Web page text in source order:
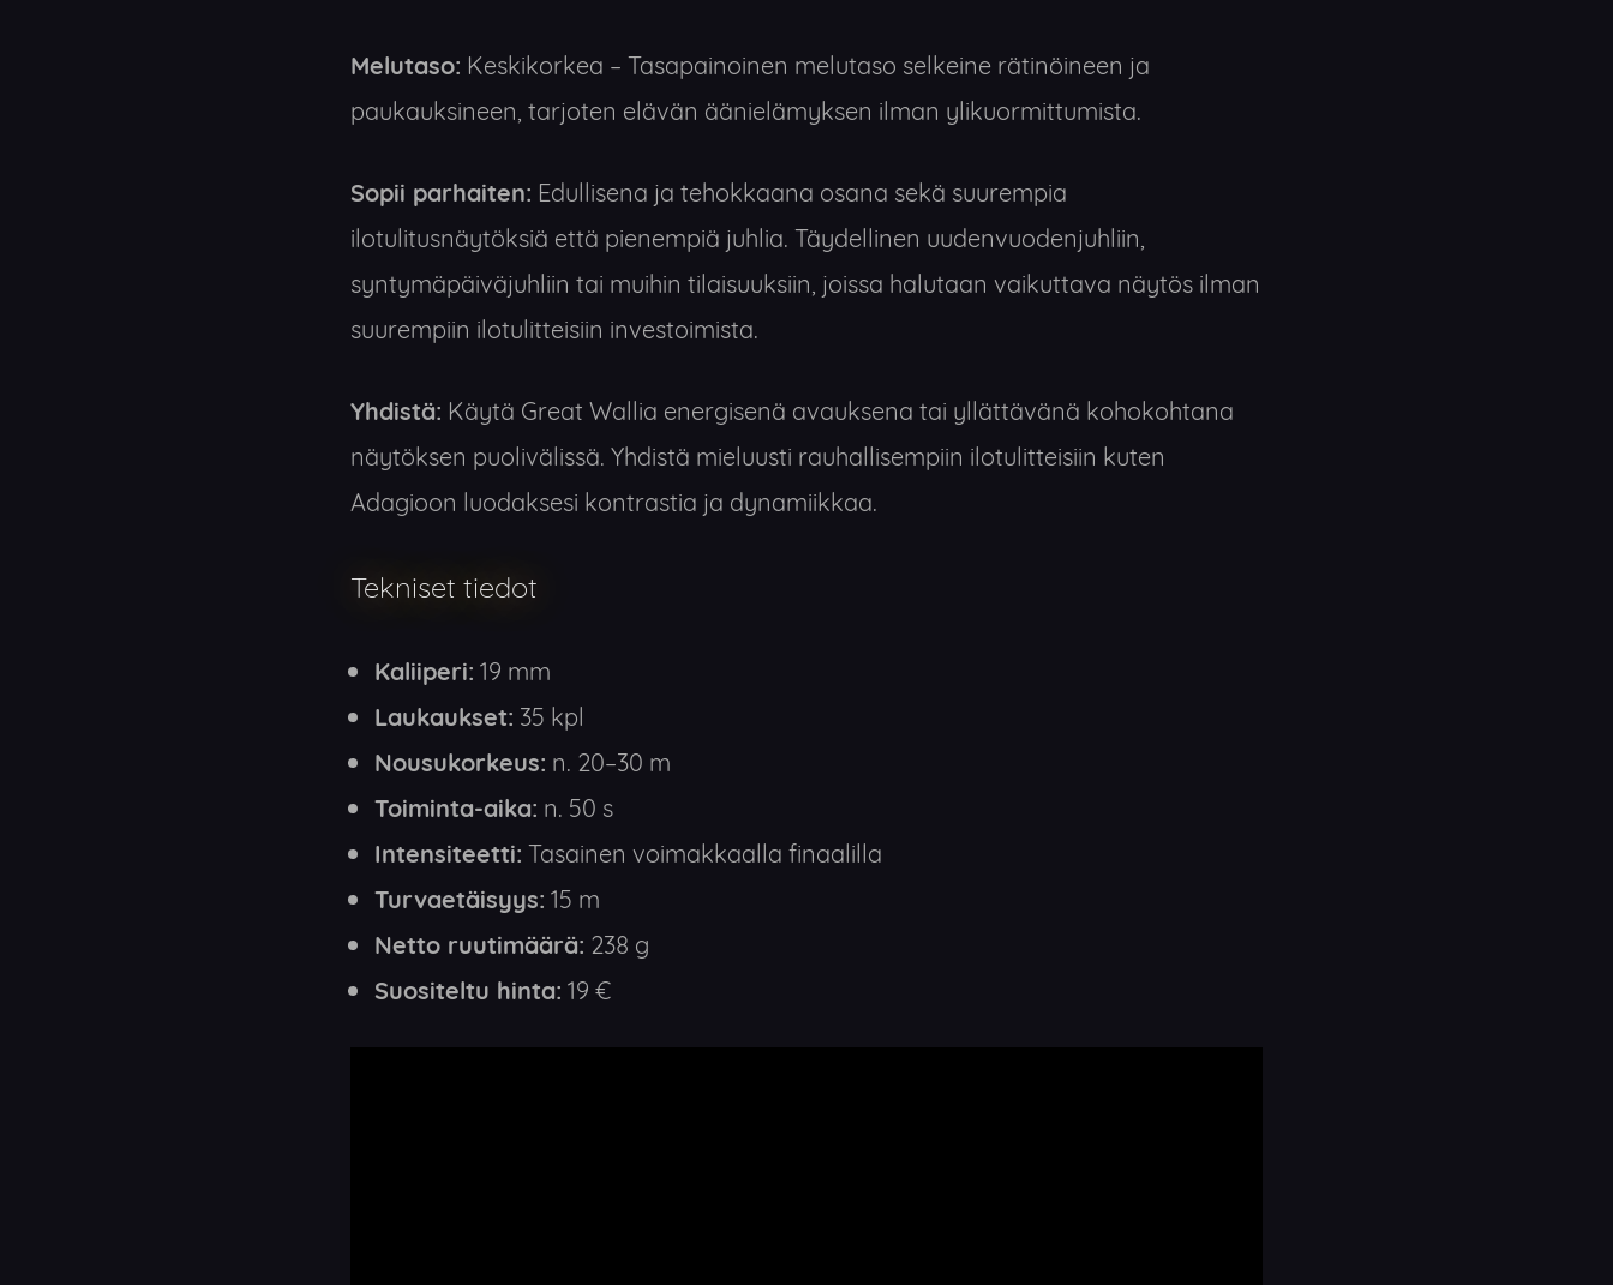
Melutaso: Keskikorkea – Tasapainoinen melutaso selkeine rätinöineen ja
paukauksineen, tarjoten elävän äänielämyksen ilman ylikuormittumista.
Sopii parhaiten: Edullisena ja tehokkaana osana sekä suurempia
ilotulitusnäytöksiä että pienempiä juhlia. Täydellinen uudenvuodenjuhliin,
syntymäpäiväjuhliin tai muihin tilaisuuksiin, joissa halutaan vaikuttava näytös ilman
suurempiin ilotulitteisiin investoimista.
Yhdistä: Käytä Great Wallia energisenä avauksena tai yllättävänä kohokohtana
näytöksen puolivälissä. Yhdistä mieluusti rauhallisempiin ilotulitteisiin kuten
Adagioon luodaksesi kontrastia ja dynamiikkaa.
Tekniset tiedot
Kaliiperi: 19 mm
Laukaukset: 35 kpl
Nousukorkeus: n. 20–30 m
Toiminta-aika: n. 50 s
Intensiteetti: Tasainen voimakkaalla finaalilla
Turvaetäisyys: 15 m
Netto ruutimäärä: 238 g
Suositeltu hinta: 19 €